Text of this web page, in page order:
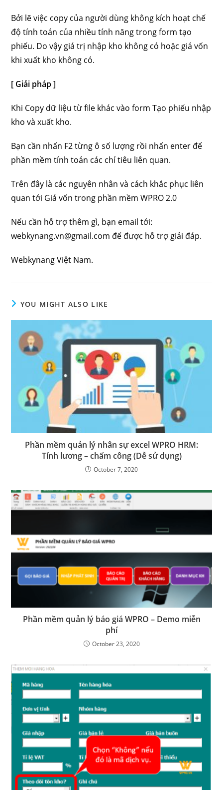
Bởi lẽ việc copy của người dùng không kích hoạt chế
độ tính toán của nhiều tính năng trong form tạo
phiếu. Do vậy giá trị nhập kho không có hoặc giá vốn
khi xuất kho không có.
[ Giải pháp ]
Khi Copy dữ liệu từ file khác vào form Tạo phiếu nhập
kho và xuất kho.
Bạn cần nhấn F2 từng ô số lượng rồi nhấn enter để
phần mềm tính toán các chỉ tiêu liên quan.
Trên đây là các nguyên nhân và cách khắc phục liên
quan tới Giá vốn trong phần mềm WPRO 2.0
Nếu cần hỗ trợ thêm gì, bạn email tới:
webkynang.vn@gmail.com để được hỗ trợ giải đáp.
Webkynang Việt Nam.
YOU MIGHT ALSO LIKE
Phần mềm quản lý nhân sự excel WPRO HRM:
Tính lương – chấm công (Dễ sử dụng)
October 7, 2020
Phần mềm quản lý báo giá WPRO – Demo miễn
phí
October 23, 2020